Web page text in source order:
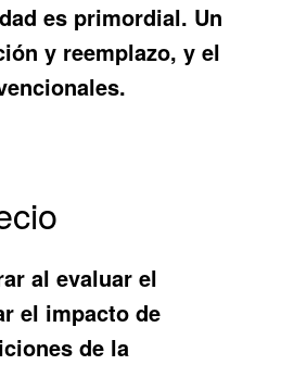
es primordial. Un
y reemplazo, y el
al evaluar el
el impacto de
de la